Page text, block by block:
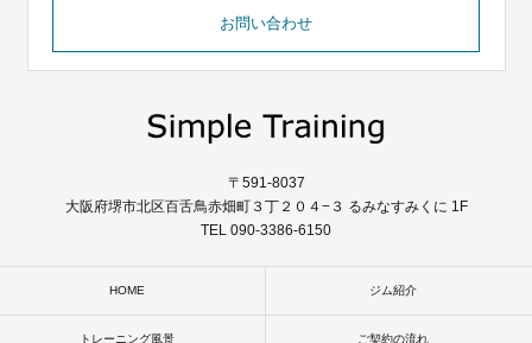
お問い合わせ
〒591-8037
大阪府堺市北区百舌鳥赤畑町３丁２０４−３ るみなすみくに 1F
TEL 090-3386-6150
HOME ジム紹介
トレーニング風景 ご契約の流れ